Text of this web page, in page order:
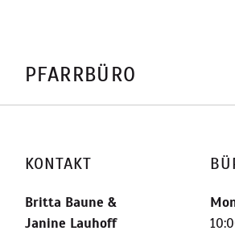
PFARRBÜRO
KONTAKT
Britta Baune &
Janine Lauhoff